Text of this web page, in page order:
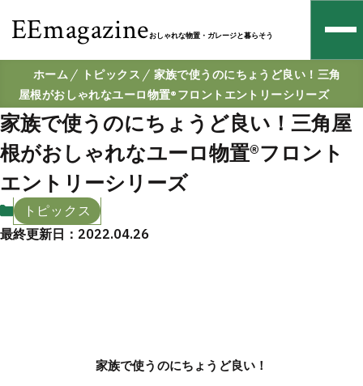
EEmagazineおしゃれな物置・ガレージと暮らそう
ホーム トピックス
家族で使うのにちょうど良い！三角
屋根がおしゃれなユーロ物置®︎フロントエントリーシリーズ
家族で使うのにちょうど良い！三角屋
根がおしゃれなユーロ物置®︎フロント
エントリーシリーズ
トピックス
最終更新日：2022.04.26
家族で使うのにちょうど良い！